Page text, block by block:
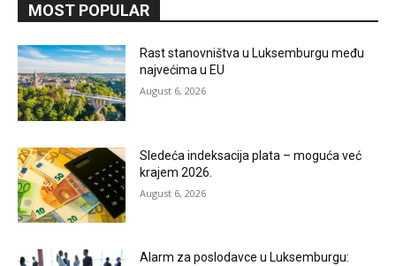
MOST POPULAR
Rast stanovništva u Luksemburgu među
najvećima u EU
August 6, 2026
Sledeća indeksacija plata – moguća već
krajem 2026.
August 6, 2026
Alarm za poslodavce u Luksemburgu: